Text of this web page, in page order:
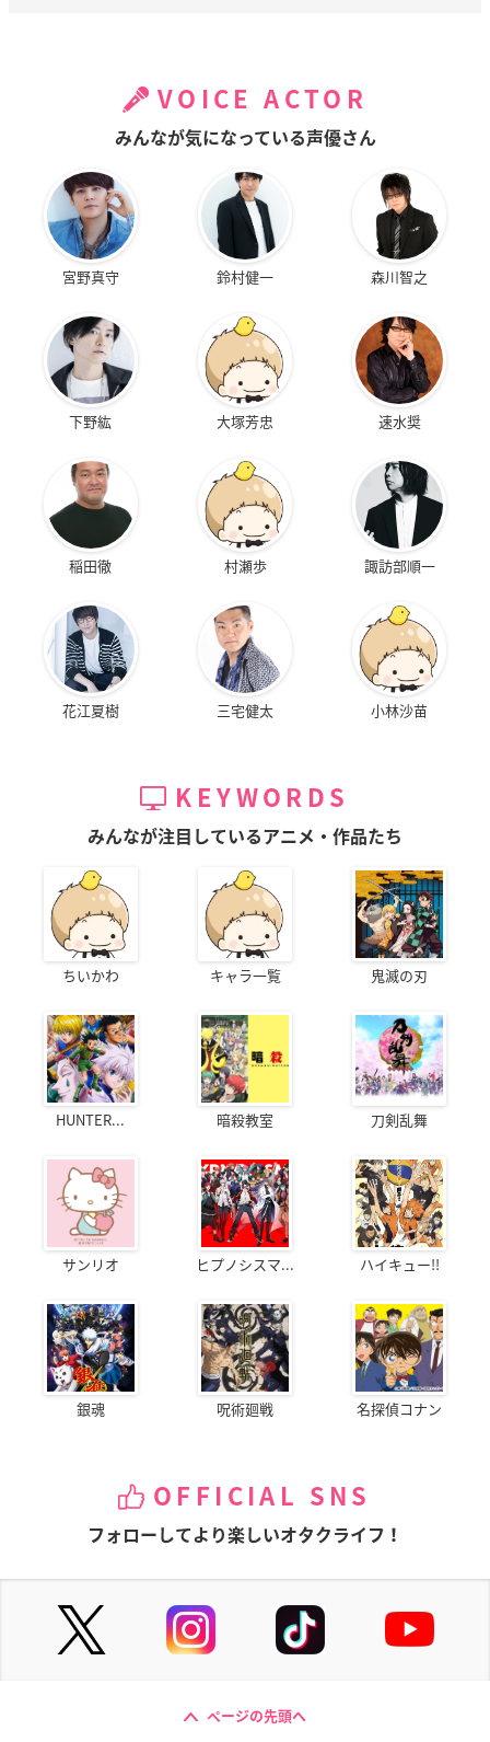
VOICE ACTOR
みんなが気になっている声優さん
宮野真守 鈴村健一 森川智之
下野紘 大塚芳忠 速水奨
稲田徹 村瀬歩 諏訪部順一
花江夏樹 三宅健太 小林沙苗
KEYWORDS
みんなが注目しているアニメ・作品たち
ちいかわ キャラ一覧 鬼滅の刃
HUNTER... 暗殺教室 刀剣乱舞
サンリオ ヒプノシスマ... ハイキュー!!
銀魂 呪術廻戦 名探偵コナン
OFFICIAL SNS
フォローしてより楽しいオタクライフ！
ページの先頭へ